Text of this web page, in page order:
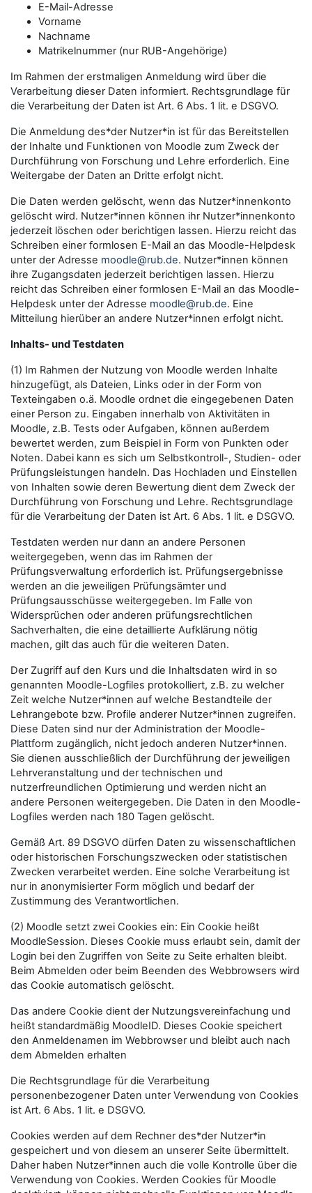
E-Mail-Adresse
Vorname
Nachname
Matrikelnummer (nur RUB-Angehörige)
Im Rahmen der erstmaligen Anmeldung wird über die
Verarbeitung dieser Daten informiert. Rechtsgrundlage für
die Verarbeitung der Daten ist Art. 6 Abs. 1 lit. e DSGVO.
Die Anmeldung des*der Nutzer*in ist für das Bereitstellen
der Inhalte und Funktionen von Moodle zum Zweck der
Durchführung von Forschung und Lehre erforderlich. Eine
Weitergabe der Daten an Dritte erfolgt nicht.
Die Daten werden gelöscht, wenn das Nutzer*innenkonto
gelöscht wird. Nutzer*innen können ihr Nutzer*innenkonto
jederzeit löschen oder berichtigen lassen. Hierzu reicht das
Schreiben einer formlosen E-Mail an das Moodle-Helpdesk
unter der Adresse moodle@rub.de. Nutzer*innen können
ihre Zugangsdaten jederzeit berichtigen lassen. Hierzu
reicht das Schreiben einer formlosen E-Mail an das Moodle-
Helpdesk unter der Adresse moodle@rub.de. Eine
Mitteilung hierüber an andere Nutzer*innen erfolgt nicht.
Inhalts- und Testdaten
(1) Im Rahmen der Nutzung von Moodle werden Inhalte
hinzugefügt, als Dateien, Links oder in der Form von
Texteingaben o.ä. Moodle ordnet die eingegebenen Daten
einer Person zu. Eingaben innerhalb von Aktivitäten in
Moodle, z.B. Tests oder Aufgaben, können außerdem
bewertet werden, zum Beispiel in Form von Punkten oder
Noten. Dabei kann es sich um Selbstkontroll-, Studien- oder
Prüfungsleistungen handeln. Das Hochladen und Einstellen
von Inhalten sowie deren Bewertung dient dem Zweck der
Durchführung von Forschung und Lehre. Rechtsgrundlage
für die Verarbeitung der Daten ist Art. 6 Abs. 1 lit. e DSGVO.
Testdaten werden nur dann an andere Personen
weitergegeben, wenn das im Rahmen der
Prüfungsverwaltung erforderlich ist. Prüfungsergebnisse
werden an die jeweiligen Prüfungsämter und
Prüfungsausschüsse weitergegeben. Im Falle von
Widersprüchen oder anderen prüfungsrechtlichen
Sachverhalten, die eine detaillierte Aufklärung nötig
machen, gilt das auch für die weiteren Daten.
Der Zugriff auf den Kurs und die Inhaltsdaten wird in so
genannten Moodle-Logfiles protokolliert, z.B. zu welcher
Zeit welche Nutzer*innen auf welche Bestandteile der
Lehrangebote bzw. Profile anderer Nutzer*innen zugreifen.
Diese Daten sind nur der Administration der Moodle-
Plattform zugänglich, nicht jedoch anderen Nutzer*innen.
Sie dienen ausschließlich der Durchführung der jeweiligen
Lehrveranstaltung und der technischen und
nutzerfreundlichen Optimierung und werden nicht an
andere Personen weitergegeben. Die Daten in den Moodle-
Logfiles werden nach 180 Tagen gelöscht.
Gemäß Art. 89 DSGVO dürfen Daten zu wissenschaftlichen
oder historischen Forschungszwecken oder statistischen
Zwecken verarbeitet werden. Eine solche Verarbeitung ist
nur in anonymisierter Form möglich und bedarf der
Zustimmung des Verantwortlichen.
(2) Moodle setzt zwei Cookies ein: Ein Cookie heißt
MoodleSession. Dieses Cookie muss erlaubt sein, damit der
Login bei den Zugriffen von Seite zu Seite erhalten bleibt.
Beim Abmelden oder beim Beenden des Webbrowsers wird
das Cookie automatisch gelöscht.
Das andere Cookie dient der Nutzungsvereinfachung und
heißt standardmäßig MoodleID. Dieses Cookie speichert
den Anmeldenamen im Webbrowser und bleibt auch nach
dem Abmelden erhalten
Die Rechtsgrundlage für die Verarbeitung
personenbezogener Daten unter Verwendung von Cookies
ist Art. 6 Abs. 1 lit. e DSGVO.
Cookies werden auf dem Rechner des*der Nutzer*in
gespeichert und von diesem an unserer Seite übermittelt.
Daher haben Nutzer*innen auch die volle Kontrolle über die
Verwendung von Cookies. Werden Cookies für Moodle